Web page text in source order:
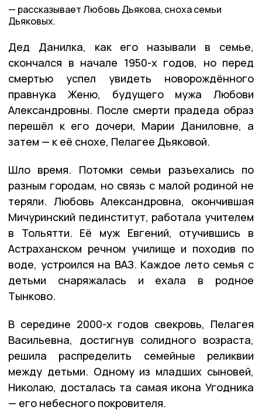
рассказывает Любовь Дьякова, сноха семьи
Дьяковых.
Дед Данилка, как его называли в семье,
скончался в начале 1950-х годов, но перед
смертью успел увидеть новорождённого
правнука Женю, будущего мужа Любови
Александровны. После смерти прадеда образ
перешёл к его дочери, Марии Даниловне, а
затем — к её снохе, Пелагее Дьяковой.
Шло время. Потомки семьи разъехались по
разным городам, но связь с малой родиной не
теряли. Любовь Александровна, окончившая
Мичуринский пединститут, работала учителем
в Тольятти. Её муж Евгений, отучившись в
Астраханском речном училище и походив по
воде, устроился на ВАЗ. Каждое лето семья с
детьми снаряжалась и ехала в родное
Тынково.
В середине 2000-х годов свекровь, Пелагея
Васильевна, достигнув солидного возраста,
решила распределить семейные реликвии
между детьми. Одному из младших сыновей,
Николаю, досталась та самая икона Угодника
— его небесного покровителя.